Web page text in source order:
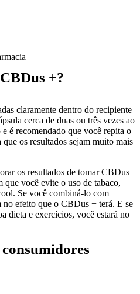
+?
claramente dentro do recipiente
cerca de duas ou três vezes ao
é recomendado que você repita o
os resultados sejam muito mais
os resultados de tomar CBDus
que você evite o uso de tabaco,
Se você combiná-lo com
no efeito que o CBDus + terá. E se
dieta e exercícios, você estará no